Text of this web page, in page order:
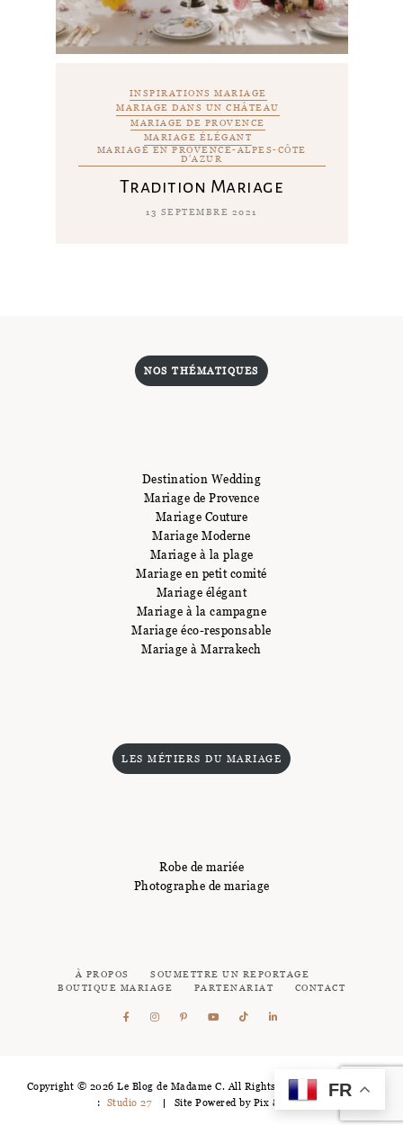
INSPIRATIONS MARIAGE
MARIAGE DANS UN CHÂTEAU
MARIAGE DE PROVENCE
MARIAGE ÉLÉGANT
MARIAGE EN PROVENCE-ALPES-CÔTE
D'AZUR
Tradition Mariage
13 SEPTEMBRE 2021
NOS THÉMATIQUES
Destination Wedding
Mariage de Provence
Mariage Couture
Mariage Moderne
Mariage à la plage
Mariage en petit comité
Mariage élégant
Mariage à la campagne
Mariage éco-responsable
Mariage à Marrakech
LES MÉTIERS DU MARIAGE
Robe de mariée
Photographe de mariage
À PROPOS
SOUMETTRE UN REPORTAGE
BOUTIQUE MARIAGE
PARTENARIAT CONTACT
Copyright © 2026 Le Blog de Madame C. All Rights Reserved - Logotype
: Studio 27 Site Powered by Pix & Hue.
FR